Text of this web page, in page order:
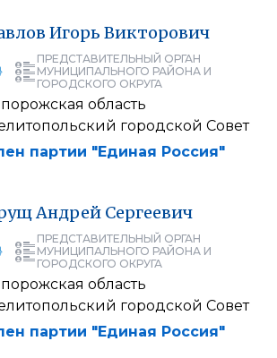
Игорь Викторович
ПРЕДСТАВИТЕЛЬНЫЙ ОРГАН
МУНИЦИПАЛЬНОГО РАЙОНА И
ГОРОДСКОГО ОКРУГА
область
городской Совет
партии "Единая Россия"
Андрей Сергеевич
ПРЕДСТАВИТЕЛЬНЫЙ ОРГАН
МУНИЦИПАЛЬНОГО РАЙОНА И
ГОРОДСКОГО ОКРУГА
область
городской Совет
партии "Единая Россия"